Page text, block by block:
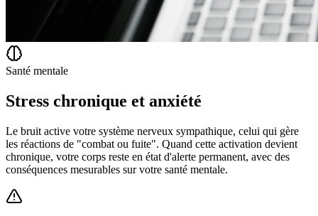
Santé mentale
Stress chronique et anxiété
Le bruit active votre système nerveux sympathique, celui qui gère
les réactions de "combat ou fuite". Quand cette activation devient
chronique, votre corps reste en état d'alerte permanent, avec des
conséquences mesurables sur votre santé mentale.